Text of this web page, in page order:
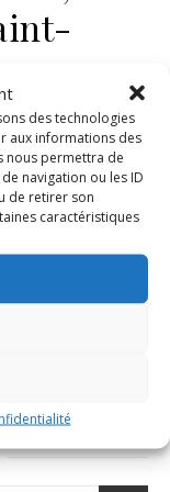
des technologies
aux informations des
nous permettra de
navigation ou les ID
de retirer son
caractéristiques